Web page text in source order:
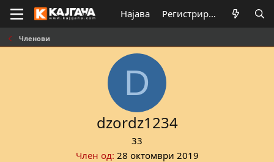
Најава Регистрирај се
Членови
D
dzordz1234
33
Член од 28 октомври 2019